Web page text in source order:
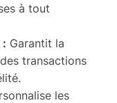
à tout
: Garantit la
transactions
les